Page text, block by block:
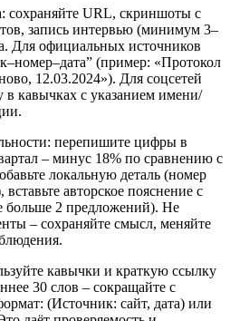
сохраняйте URL, скриншоты с
запись интервью (минимум 3–
Для официальных источников
(пример: «Протокол
12.03.2024»). Для соцсетей
в кавычках с указанием имени/
перепишите цифры в
– минус 18% по сравнению с
локальную деталь (номер
авторское пояснение с
больше 2 предложений). Не
– сохраняйте смысл, меняйте
кавычки и краткую ссылку
30 слов – сокращайте с
(Источник: сайт, дата) или